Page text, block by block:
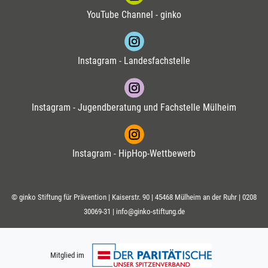
YouTube Channel - ginko
Instagram - Landesfachstelle
Instagram - Jugendberatung und Fachstelle Mülheim
Instagram - HipHop-Wettbewerb
© ginko Stiftung für Prävention | Kaiserstr. 90 | 45468 Mülheim an der Ruhr | 0208
30069-31 | info@ginko-stiftung.de
Mitglied im